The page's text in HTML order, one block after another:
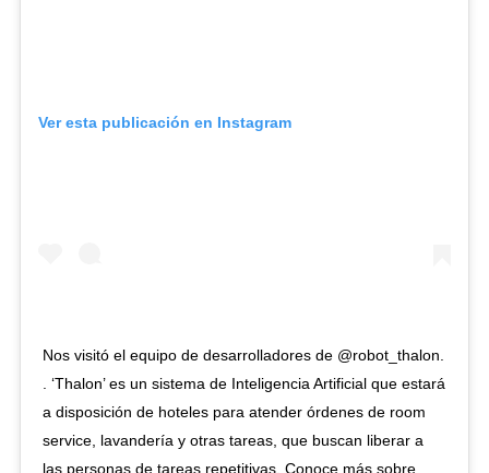
Ver esta publicación en Instagram
Nos visitó el equipo de desarrolladores de @robot_thalon.
. ‘Thalon’ es un sistema de Inteligencia Artificial que estará
a disposición de hoteles para atender órdenes de room
service, lavandería y otras tareas, que buscan liberar a
las personas de tareas repetitivas. Conoce más sobre